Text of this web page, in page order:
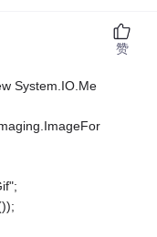
System.IO.Me
赞